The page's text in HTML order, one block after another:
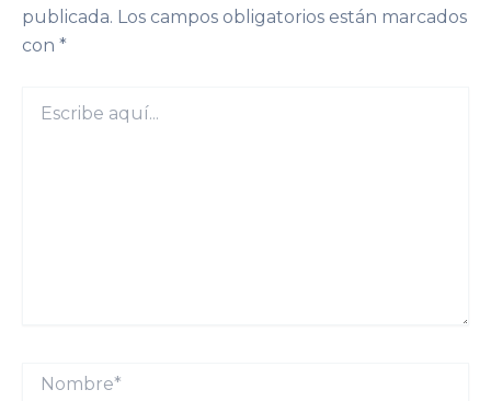
publicada. Los campos obligatorios están marcados
con *
aquí...
Nombre*